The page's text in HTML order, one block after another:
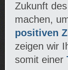
Zukunft
machen,
positiven
zeigen wir
somit einer